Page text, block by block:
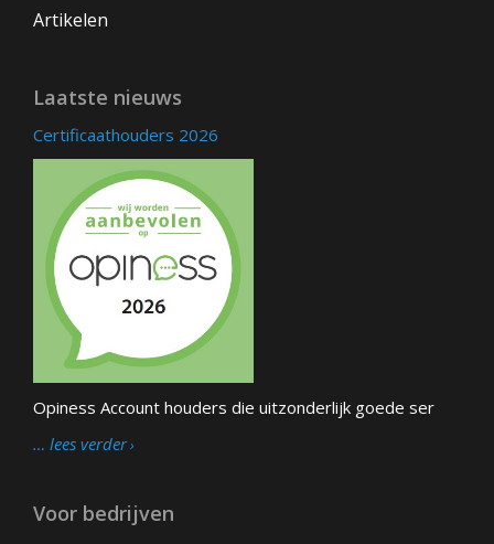
Artikelen
Laatste nieuws
Certificaathouders 2026
Opiness Account houders die uitzonderlijk goede ser
… lees verder
Voor bedrijven